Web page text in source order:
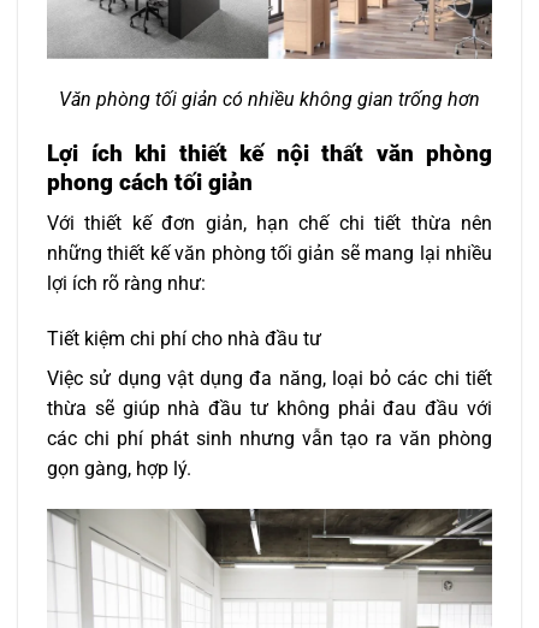
Văn phòng tối giản có nhiều không gian trống hơn
Lợi ích khi thiết kế nội thất văn phòng
phong cách tối giản
Với thiết kế đơn giản, hạn chế chi tiết thừa nên
những thiết kế văn phòng tối giản sẽ mang lại nhiều
lợi ích rõ ràng như:
Tiết kiệm chi phí cho nhà đầu tư
Việc sử dụng vật dụng đa năng, loại bỏ các chi tiết
thừa sẽ giúp nhà đầu tư không phải đau đầu với
các chi phí phát sinh nhưng vẫn tạo ra văn phòng
gọn gàng, hợp lý.